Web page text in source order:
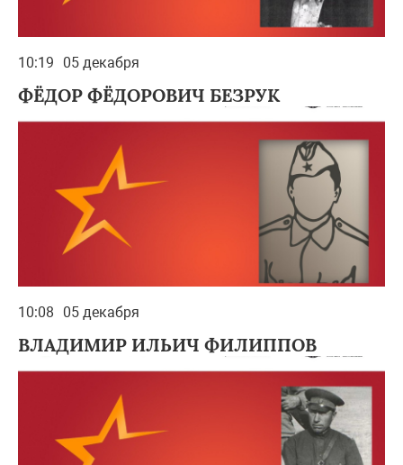
10:19 05 декабря
ФЁДОР ФЁДОРОВИЧ БЕЗРУК
10:08 05 декабря
ВЛАДИМИР ИЛЬИЧ ФИЛИППОВ